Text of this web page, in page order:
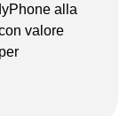
alla
valore